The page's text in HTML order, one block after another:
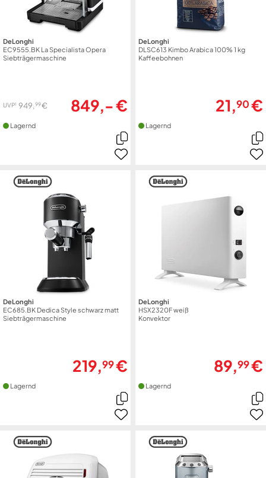
DeLonghi
EC9555.BK La Specialista Opera
Siebträgermaschine
UVP1 949,99€ 849,- €
Lagernd
DeLonghi
DLSC613 Kimbo Arabica 100% 1 kg
Kaffeebohnen
21,90€
Lagernd
DeLonghi
EC685.BK Dedica Style schwarz matt
Siebträgermaschine
219,99€
Lagernd
DeLonghi
HSX2320F weiß
Konvektor
89,99€
Lagernd